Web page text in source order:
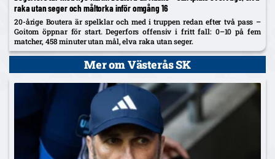
raka utan seger och måltorka inför omgång 16
20-årige Boutera är spelklar och med i truppen redan efter två pass –
Goitom öppnar för start. Degerfors offensiv i fritt fall: 0–10 på fem
matcher, 458 minuter utan mål, elva raka utan seger.
Mer om Västerås SK